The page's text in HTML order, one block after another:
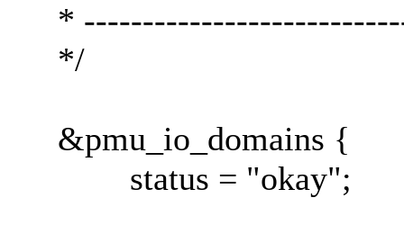
*
*/
&pmu_io_domains {
status = "okay";